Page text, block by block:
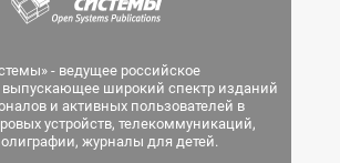
- ведущее российское
выпускающее широкий спектр изданий
и активных пользователей в
устройств, телекоммуникаций,
журналы для детей.